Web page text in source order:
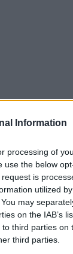
Information
processing of
use the below
is
utilized
may
on the IAB’s
third parties on
third parties.